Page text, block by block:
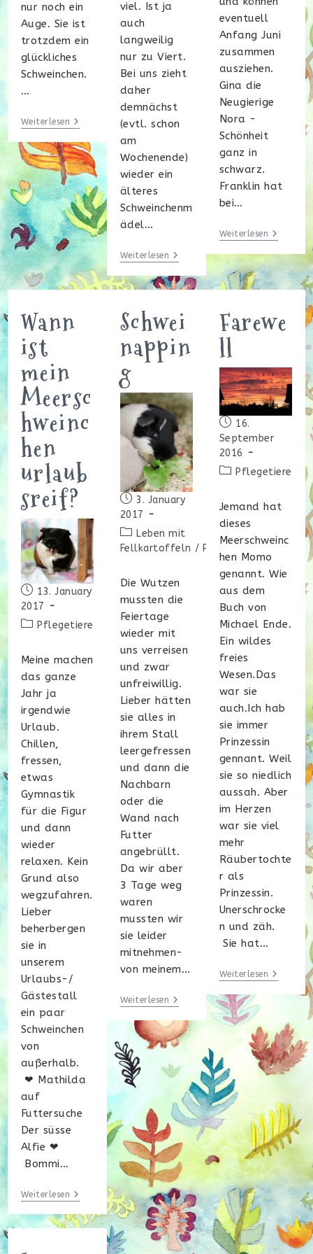
nur noch ein
Auge. Sie ist
trotzdem ein
glückliches
Schweinchen.
…
Weiterlesen Der
Besuch-
Teil
1
viel. Ist ja
auch
langweilig
nur zu Viert.
Bei uns zieht
daher
demnächst
(evtl. schon
am
Wochenende)
wieder ein
älteres
Schweinchenm
ädel…
Weiterlesen Die
Ruhe
Vor
Dem
eventuell
Anfang Juni
zusammen
ausziehen.
Gina die
Neugierige
Nora -
Schönheit
ganz in
schwarz.
Franklin hat
bei…
Weiterlesen Trio
In
Tricolor
Und
Schwarz
Wann
ist
mein
Meersc
hweinc
hen
urlaub
sreif?
Beitrag
veröffentlicht:
13. January
2017
Beitrags-
Pflegetiere
Meine machen
das ganze
Jahr ja
irgendwie
Urlaub.
Chillen,
fressen,
etwas
Gymnastik
für die Figur
und dann
wieder
relaxen. Kein
Grund also
wegzufahren.
Lieber
beherbergen
sie in
unserem
Urlaubs-/
Gästestall
ein paar
Schweinchen
von
außerhalb.
❤ Mathilda
auf
Futtersuche
Der süsse
Alfie ❤
Bommi…
Weiterlesen Wann
Ist
Mein
Meerschweinchen
Urlaubsreif?
Schwei
nappin
g
Beitrag
veröffentlicht:
3. January
2017
Beitrags-
Kategorie:
Leben mit
Fellkartoffeln / Pflegetiere
Die Wutzen
mussten die
Feiertage
wieder mit
uns verreisen
und zwar
unfreiwillig.
Lieber hätten
sie alles in
ihrem Stall
leergefressen
und dann die
Nachbarn
oder die
Wand nach
Futter
angebrüllt.
Da wir aber
3 Tage weg
waren
mussten wir
sie leider
mitnehmen-
von meinem…
Weiterlesen Schweinapping
Farewe
ll
Beitrag
veröffentlicht:
16.
September
2016
Beitrags-
Pflegetiere
Jemand hat
dieses
Meerschweinc
hen Momo
genannt. Wie
aus dem
Buch von
Michael Ende.
Ein wildes
freies
Wesen.Das
war sie
auch.Ich hab
sie immer
Prinzessin
gennant. Weil
sie so niedlich
aussah. Aber
im Herzen
war sie viel
mehr
Räubertochte
r als
Prinzessin.
Unerschrocke
n und zäh.
Sie hat…
Weiterlesen Farewell